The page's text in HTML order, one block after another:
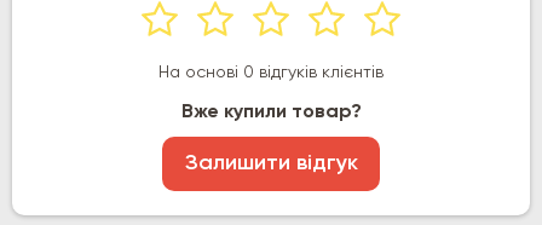
На основі 0 відгуків клієнтів
Вже купили товар?
Залишити відгук